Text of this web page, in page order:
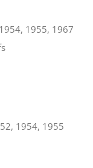
1955, 1967
1954, 1955